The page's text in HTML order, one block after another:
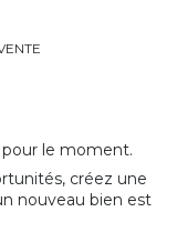
pour le moment.
créez une
nouveau bien est